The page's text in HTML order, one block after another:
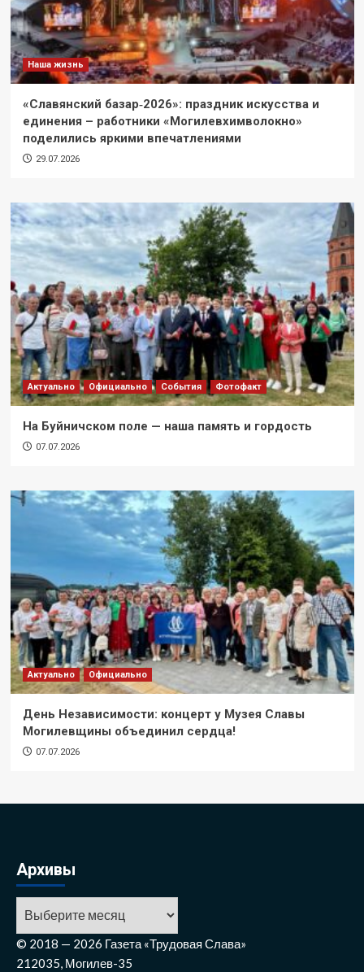
Наша жизнь
«Славянский базар‑2026»: праздник искусства и
единения – работники «Могилевхимволокно»
поделились яркими впечатлениями
29.07.2026
Актуально Официально События Фотофакт
На Буйничском поле — наша память и гордость
07.07.2026
Актуально Официально
День Независимости: концерт у Музея Славы
Могилевщины объединил сердца!
07.07.2026
Архивы
© 2018 — 2026 Газета «Трудовая Слава»
212035, Могилев-35